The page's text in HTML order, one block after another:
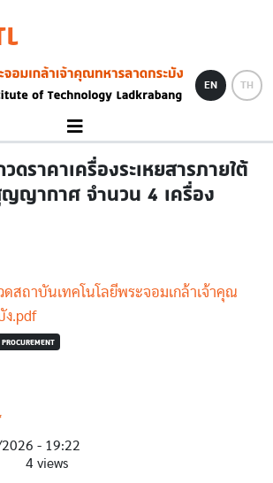
EN TH
ดราคาเครื่องระเหยสารภายใต้
ญากาศ จำนวน 4 เครื่อง
สถาบันเทคโนโลยีพระจอมเกล้าเจ้าคุณ
ง.pdf
PROCUREMENT
- 19:22
4 views